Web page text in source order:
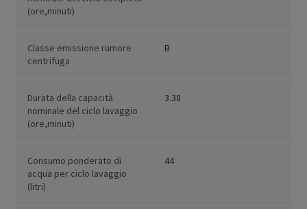
(ore,minuti)
Classe emissione rumore
centrifuga
B
Durata della capacità
nominale del ciclo lavaggio
(ore,minuti)
3.38
Consumo ponderato di
acqua per ciclo lavaggio
(litri)
44